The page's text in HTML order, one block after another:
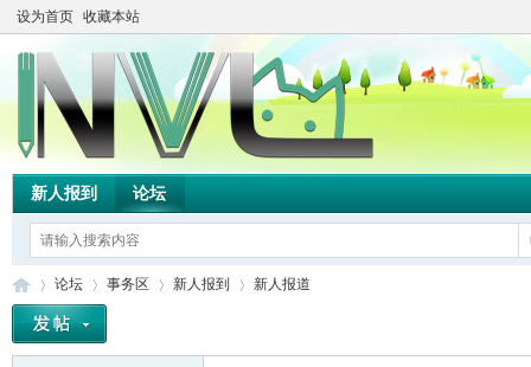
设为首页 收藏本站
新人报到 论坛
论坛 事务区 新人报到 新人报道